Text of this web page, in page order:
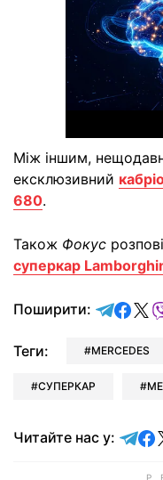
Між іншим,
ексклюзивний
680.
Також Фокус
суперкар
Поширити:
Теги: MERCEDES
СУПЕРКАР
Читайте нас у: